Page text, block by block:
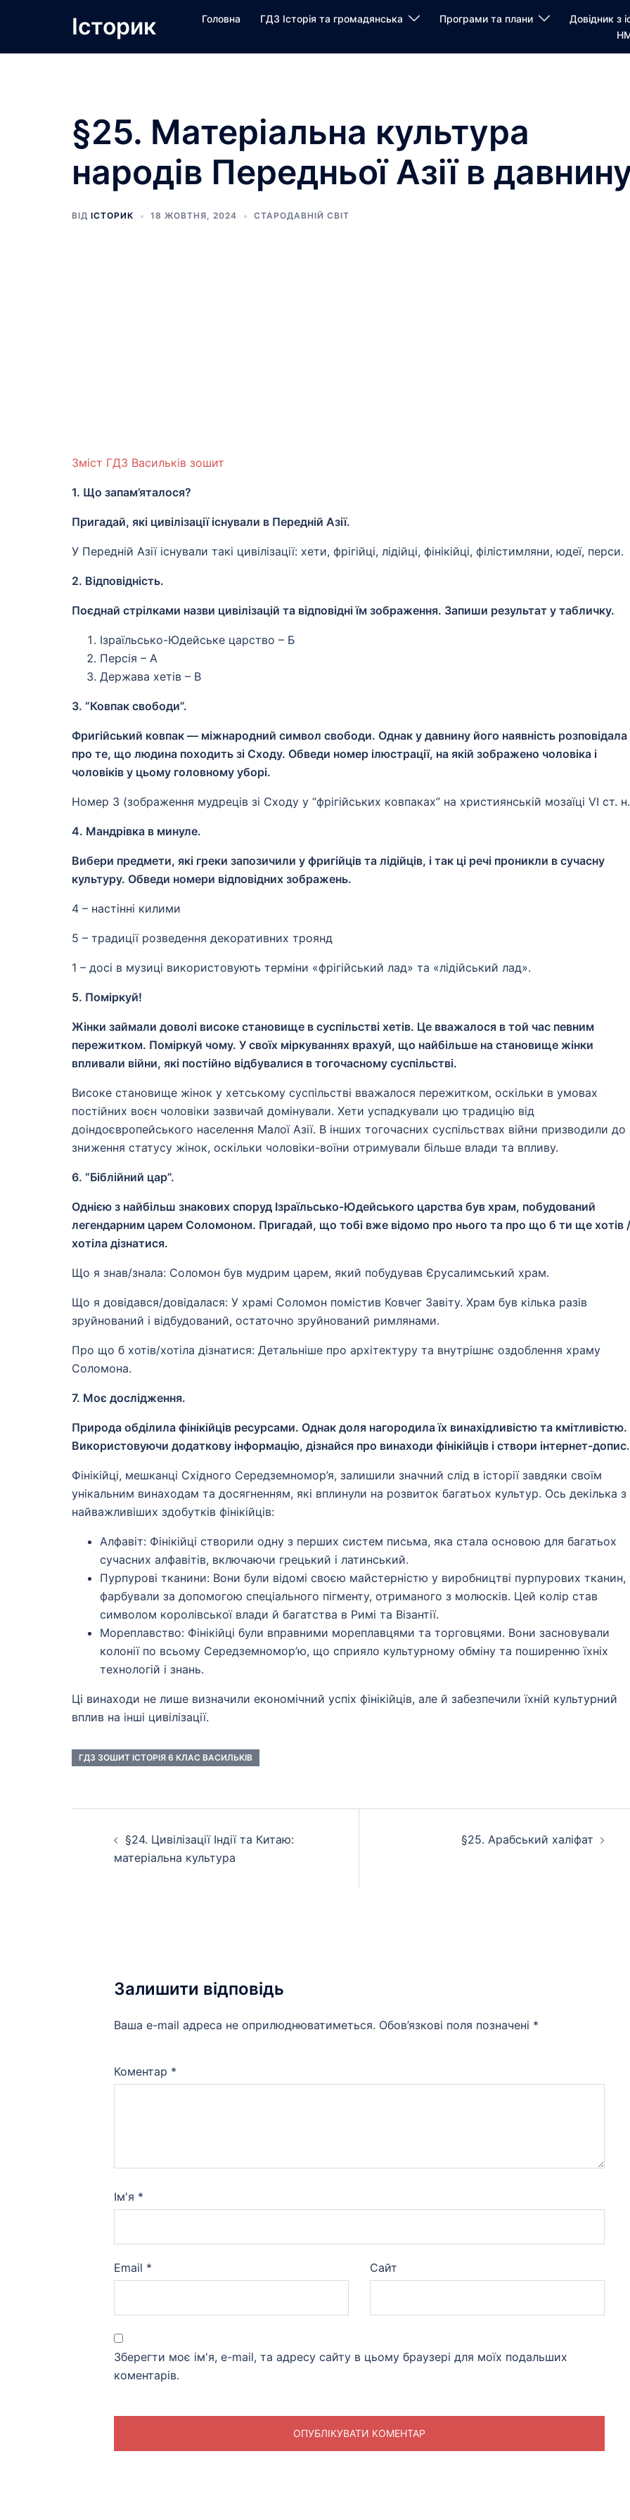
Історик Головна ГДЗ Історія та громадянська Програми та плани
Довідник з
§25. Матеріальна культура
народів Передньої Азії в
ВІД ІСТОРИК 18 ЖОВТНЯ, 2024 СТАРОДАВНІЙ СВІТ
Зміст ГДЗ Васильків зошит
1. Що запам’яталося?
Пригадай, які цивілізації існували в Передній Азії.
У Передній Азії існували такі цивілізації: хети, фрігійці, лідійці, фінікійці, філістимляни, юдеї, перси.
2. Відповідність.
Поєднай стрілками назви цивілізацій та відповідні їм зображення. Запиши результат у табличку.
Ізраїльсько-Юдейське царство – Б
Персія – А
Держава хетів – В
3. “Ковпак свободи”.
Фригійський ковпак — міжнародний символ свободи. Однак у давнину його наявність розповідала
про те, що людина походить зі Сходу. Обведи номер ілюстрації, на якій зображено чоловіка і
чоловіків у цьому головному уборі.
Номер 3 (зображення мудреців зі Сходу у “фрігійських ковпаках” на християнській мозаїці VI ст.
4. Мандрівка в минуле.
Вибери предмети, які греки запозичили у фригійців та лідійців, і так ці речі проникли в сучасну
культуру. Обведи номери відповідних зображень.
4 – настінні килими
5 – традиції розведення декоративних троянд
1 – досі в музиці використовують терміни «фрігійський лад» та «лідійський лад».
5. Поміркуй!
Жінки займали доволі високе становище в суспільстві хетів. Це вважалося в той час певним
пережитком. Поміркуй чому. У своїх міркуваннях врахуй, що найбільше на становище жінки
впливали війни, які постійно відбувалися в тогочасному суспільстві.
Високе становище жінок у хетському суспільстві вважалося пережитком, оскільки в умовах
постійних воєн чоловіки зазвичай домінували. Хети успадкували цю традицію від
доіндоєвропейського населення Малої Азії. В інших тогочасних суспільствах війни призводили до
зниження статусу жінок, оскільки чоловіки-воїни отримували більше влади та впливу.
6. “Біблійний цар”.
Однією з найбільш знакових споруд Ізраїльсько-Юдейського царства був храм, побудований
легендарним царем Соломоном. Пригадай, що тобі вже відомо про нього та про що б ти ще хотів /
хотіла дізнатися.
Що я знав/знала: Соломон був мудрим царем, який побудував Єрусалимський храм.
Що я довідався/довідалася: У храмі Соломон помістив Ковчег Завіту. Храм був кілька разів
зруйнований і відбудований, остаточно зруйнований римлянами.
Про що б хотів/хотіла дізнатися: Детальніше про архітектуру та внутрішнє оздоблення храму
Соломона.
7. Моє дослідження.
Природа обділила фінікійців ресурсами. Однак доля нагородила їх винахідливістю та кмітливістю.
Використовуючи додаткову інформацію, дізнайся про винаходи фінікійців і створи інтернет-допис.
Фінікійці, мешканці Східного Середземномор’я, залишили значний слід в історії завдяки своїм
унікальним винаходам та досягненням, які вплинули на розвиток багатьох культур. Ось декілька з
найважливіших здобутків фінікійців:
Алфавіт: Фінікійці створили одну з перших систем письма, яка стала основою для багатьох
сучасних алфавітів, включаючи грецький і латинський.
Пурпурові тканини: Вони були відомі своєю майстерністю у виробництві пурпурових тканин,
фарбували за допомогою спеціального пігменту, отриманого з молюсків. Цей колір став
символом королівської влади й багатства в Римі та Візантії.
Мореплавство: Фінікійці були вправними мореплавцями та торговцями. Вони засновували
колонії по всьому Середземномор’ю, що сприяло культурному обміну та поширенню їхніх
технологій і знань.
Ці винаходи не лише визначили економічний успіх фінікійців, але й забезпечили їхній культурний
вплив на інші цивілізації.
ГДЗ ЗОШИТ ІСТОРІЯ 6 КЛАС ВАСИЛЬКІВ
запису
§24. Цивілізації Індії та Китаю:
матеріальна культура
§25. Арабський халіфат
Залишити відповідь
Ваша e-mail адреса не оприлюднюватиметься. Обов’язкові поля позначені *
Коментар *
Ім'я *
Email * Сайт
Зберегти моє ім'я, e-mail, та адресу сайту в цьому браузері для моїх подальших
коментарів.